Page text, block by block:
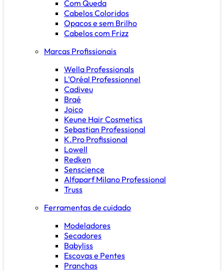
Com Queda
Cabelos Coloridos
Opacos e sem Brilho
Cabelos com Frizz
Marcas Profissionais
Wella Professionals
L'Oréal Professionnel
Cadiveu
Braé
Joico
Keune Hair Cosmetics
Sebastian Professional
K.Pro Profissional
Lowell
Redken
Senscience
Alfaparf Milano Professional
Truss
Ferramentas de cuidado
Modeladores
Secadores
Babyliss
Escovas e Pentes
Pranchas